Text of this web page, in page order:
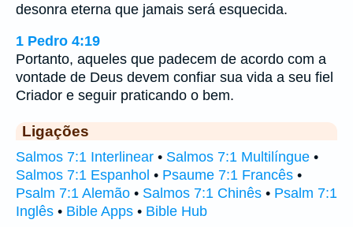
desonra eterna que jamais será esquecida.
1 Pedro 4:19
Portanto, aqueles que padecem de acordo com a
vontade de Deus devem confiar sua vida a seu fiel
Criador e seguir praticando o bem.
Ligações
Salmos 7:1 Interlinear • Salmos 7:1 Multilíngue •
Salmos 7:1 Espanhol • Psaume 7:1 Francês •
Psalm 7:1 Alemão • Salmos 7:1 Chinês • Psalm 7:1
Inglês • Bible Apps • Bible Hub